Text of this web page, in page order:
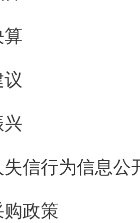
算
兴
信行为信息公
政策